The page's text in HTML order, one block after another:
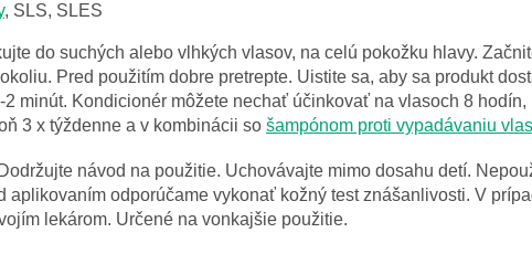
, SLS, SLES
do suchých alebo vlhkých vlasov, na celú pokožku hlavy.
Pred použitím dobre pretrepte. Uistite sa, aby sa produkt
2 minút. Kondicionér môžete nechať účinkovať na vlasoch 8
3 x týždenne a v kombinácii so šampónom proti vypadávaniu
Dodržujte návod na použitie. Uchovávajte mimo dosahu detí.
aplikovaním odporúčame vykonať kožný test znášanlivosti. V
lekárom. Určené na vonkajšie použitie.